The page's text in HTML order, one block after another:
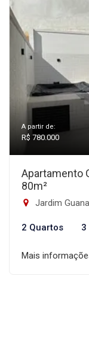
A partir de:
R$ 780.000
Apartamento
80m²
Jardim
2 Quartos 3
Mais